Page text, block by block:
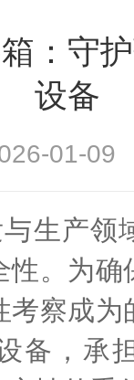
：守
设备
01-
生产领
性。为
考察成
备，承